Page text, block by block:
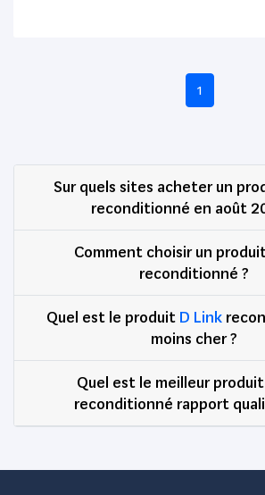
1
Sur quels sites acheter un
reconditionné en août
Comment choisir un
reconditionné ?
Quel est le produit D Link
moins cher ?
Quel est le meilleur produit
reconditionné rapport